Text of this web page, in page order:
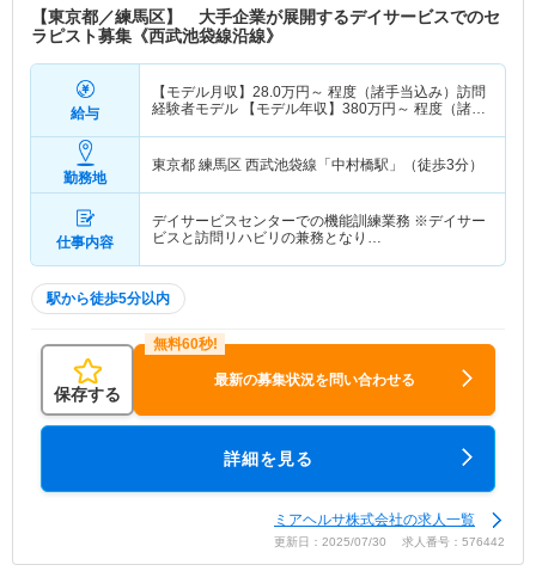
【東京都／練馬区】 大手企業が展開するデイサービスでのセ
ラピスト募集《西武池袋線沿線》
給与
【モデル月収】 28.0万円～ 程度（諸手当込み）訪問
経験者モデル 【モデル年収】 380万円～ 程度（諸手
勤務地
東京都 練馬区 西武池袋線「中村橋駅」（徒歩3分）
仕事内容
デイサービスセンターでの機能訓練業務 ※デイサー
ビスと訪問リハビリの兼務となり…
駅から徒歩5分以内
保存する
最新の募集状況を問い合わせる
詳細を見る
ミアヘルサ株式会社の求人一覧
更新日：2025/07/30 求人番号：576442